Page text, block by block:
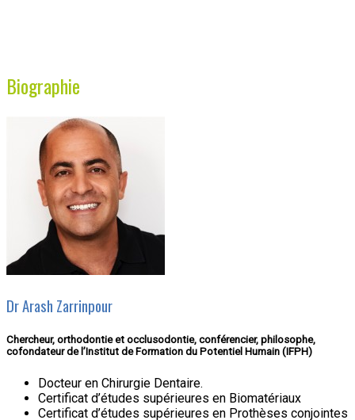
Biographie
Dr Arash Zarrinpour
Chercheur, orthodontie et occlusodontie, conférencier, philosophe,
cofondateur de l’Institut de Formation du Potentiel Humain (IFPH)
Docteur en Chirurgie Dentaire.
Certificat d’études supérieures en Biomatériaux
Certificat d’études supérieures en Prothèses conjointes